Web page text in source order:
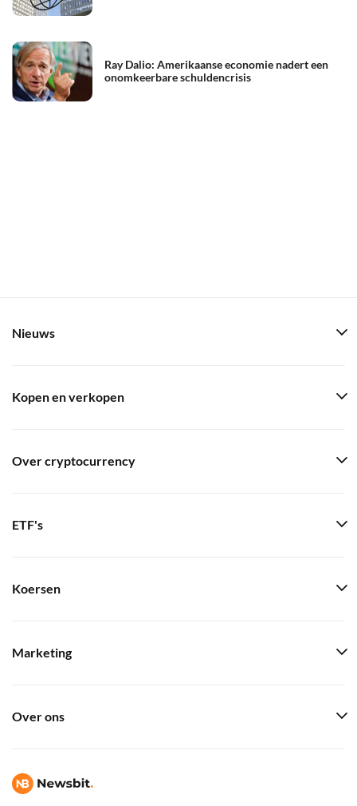
Ray Dalio: Amerikaanse economie nadert een
onomkeerbare schuldencrisis
Nieuws
Kopen en verkopen
Over cryptocurrency
ETF's
Koersen
Marketing
Over ons